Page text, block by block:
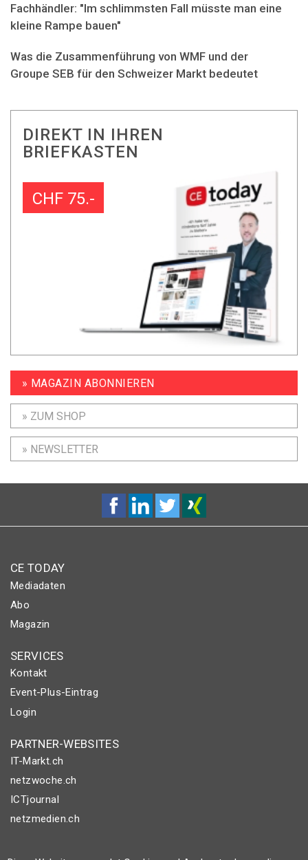
Fachhändler: "Im schlimmsten Fall müsste man eine
kleine Rampe bauen"
Was die Zusammenführung von WMF und der
Groupe SEB für den Schweizer Markt bedeutet
DIREKT IN IHREN
BRIEFKASTEN
CHF 75.-
» MAGAZIN ABONNIEREN
» ZUM SHOP
» NEWSLETTER
CE TODAY
Mediadaten
Abo
Magazin
SERVICES
Kontakt
Event-Plus-Eintrag
Login
PARTNER-WEBSITES
IT-Markt.ch
netzwoche.ch
ICTjournal
netzmedien.ch